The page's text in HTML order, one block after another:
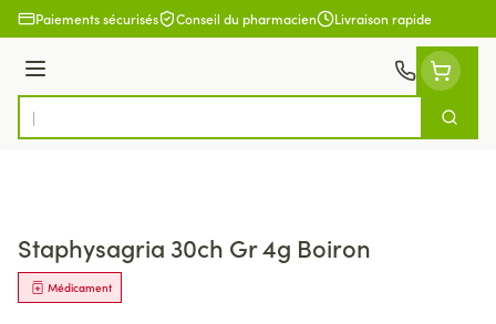
Aller au contenu
Paiements sécurisés Conseil du pharmacien Livraison rapide
Menu
Rechercher
Staphysagria 30ch Gr 4g Boiron
Médicament